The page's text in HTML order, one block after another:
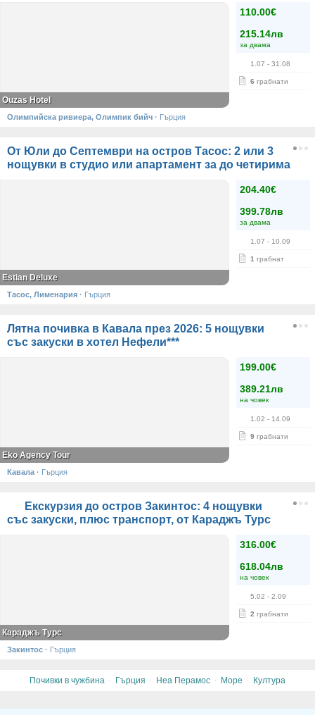
110.00€
215.14лв
за двама
1.07 - 31.08
6 грабнати
Ouzas Hotel
Олимпийска ривиера, Олимпик бийч · Гърция
От Юли до Септември на остров Тасос: 2 или 3
нощувки в студио или апартамент за до четирима
204.40€
399.78лв
за двама
1.07 - 10.09
1 грабнат
Estian Deluxe
Тасос, Лименария · Гърция
Лятна почивка в Кавала през 2026: 5 нощувки
със закуски в хотел Нефели***
199.00€
389.21лв
на човек
1.02 - 14.09
9 грабнати
Eko Agency Tour
Кавала · Гърция
Екскурзия до остров Закинтос: 4 нощувки
със закуски, плюс транспорт, от Караджъ Турс
316.00€
618.04лв
на човек
5.02 - 2.09
2 грабнати
Караджъ Турс
Закинтос · Гърция
Почивки в чужбина · Гърция · Неа Перамос · Море · Култура